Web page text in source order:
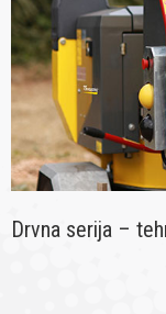
Drvna serija –